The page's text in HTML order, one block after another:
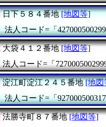
日下５８４番地 [地図等]
法人コード=「
大袋４１２番地 [地図等]
法人コード=「7270005002999
淀江町淀江２４５番地 [地図
法人コード=「
法勝寺町８７番地 [地図等]